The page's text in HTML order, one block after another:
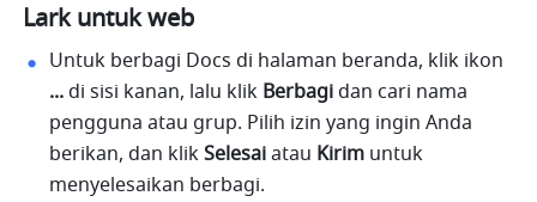
Lark untuk web
... di sisi kanan, lalu klik Berbagi dan cari nama
pengguna atau grup. Pilih izin yang ingin Anda
berikan, dan klik Selesai atau Kirim untuk
menyelesaikan berbagi.